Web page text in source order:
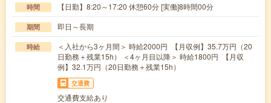
時間 【日勤】8:20～17:20 休憩60分 [実働]8時間00分
期間 即日～長期
時給
＜入社から3ヶ月間＞ 時給2000円 【月収例】35.7万円（20
日勤務＋残業15h） ＜4ヶ月目以降＞ 時給1800円 【月収
例】32.1万円（20日勤務＋残業15h）
交通費
交通費支給あり